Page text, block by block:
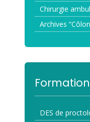
Chirurgie
Archives
DES de